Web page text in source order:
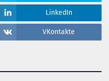
LinkedIn
VKontakte